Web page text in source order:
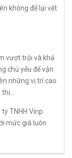
không để lại vết
vượt trội và khả
chủ yếu để vận
những vị trí cao
TNHH Vinp
mức giá luôn